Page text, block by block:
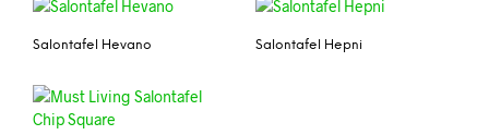
Salontafel Hevano Salontafel Hepni